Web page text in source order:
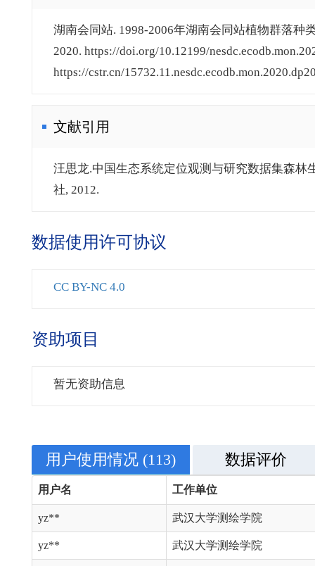
湖南会同站. 1998-2006年湖南会同站植物群落种
2020. https://doi.org/10.12199/
https://cstr.cn/
文献引用
汪思龙.中国生态系统定位观测与研究数据集森
社, 2012.
数据使用许可协议
CC BY-NC 4.0
资助项目
暂无资助信息
用户使用情况 (113) 数据评价
用户名 工作单位
yz** 武汉大学测绘学院
yz** 武汉大学测绘学院